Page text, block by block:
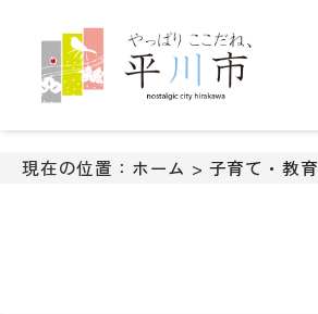
ョ
現在の位置： ホーム > 子育て・教育